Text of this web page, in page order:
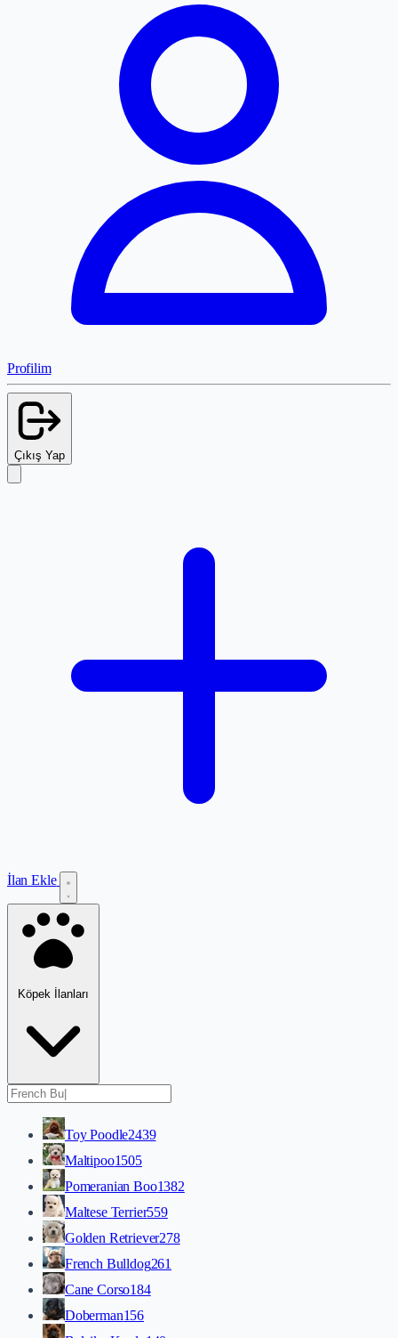
Profilim
Çıkış Yap
İlan Ekle
Köpek İlanları
Toy Poodle2439
Maltipoo1505
Pomeranian Boo1382
Maltese Terrier559
Golden Retriever278
French Bulldog261
Cane Corso184
Doberman156